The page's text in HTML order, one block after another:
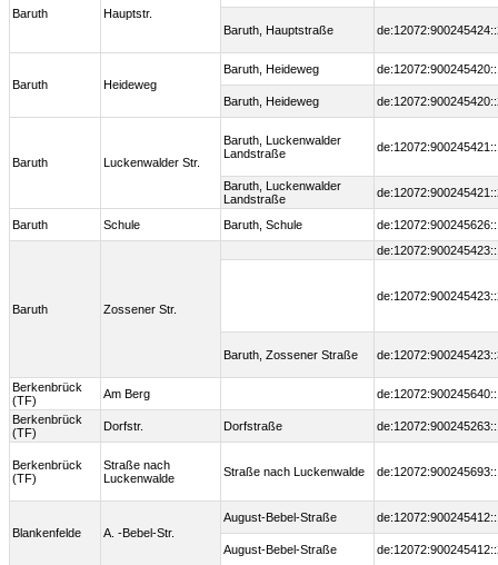
Baruth Hauptstr.
Baruth, Hauptstraße
Baruth Heideweg
Baruth, Heideweg
Baruth, Heideweg
Baruth Luckenwalder Str.
Baruth, Luckenwalder
Landstraße
Baruth, Luckenwalder
Landstraße
Baruth Schule Baruth, Schule
Baruth Zossener Str.
Baruth, Zossener Straße
Berkenbrück
(TF)
Am Berg
Berkenbrück
(TF)
Dorfstr. Dorfstraße
Berkenbrück
(TF)
Straße nach
Luckenwalde
Straße nach Luckenwalde
Blankenfelde A. -Bebel-Str.
August-Bebel-Straße
August-Bebel-Straße